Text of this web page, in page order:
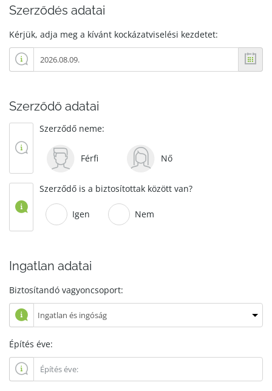
Szerződés adatai
Kérjük, adja meg a kívánt kockázatviselési kezdetet:
Szerződő adatai
Szerződő neme:
Férfi Nő
Szerződő is a biztosítottak között van?
Igen Nem
Ingatlan adatai
Biztosítandó vagyoncsoport:
Építés éve: